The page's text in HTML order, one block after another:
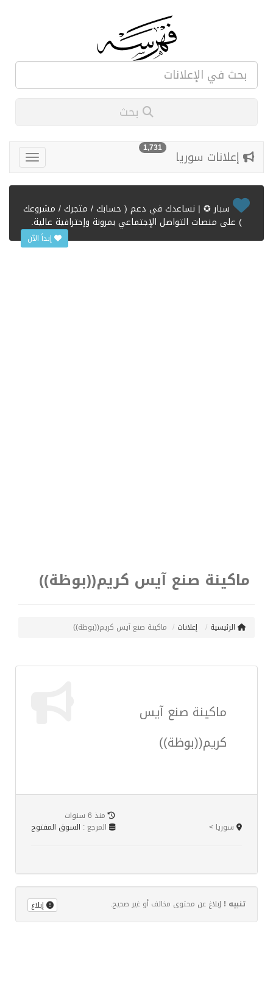
إعلانات سوريا 1,731
سبار ✪ | نساعدك في دعم ( حسابك / متجرك / مشروعك
) على منصات التواصل الإجتماعي بمرونة وإحترافية عالية.
إبدأ الآن
ماكينة صنع آيس كريم((بوظة))
الرئيسية إعلانات ماكينة صنع آيس كريم((بوظة))
ماكينة صنع آيس
كريم((بوظة))
منذ 6 سنوات
المرجع : السوق المفتوح سوريا >
تنبيه ! إبلاغ عن محتوى مخالف أو غير صحيح. إبلاغ